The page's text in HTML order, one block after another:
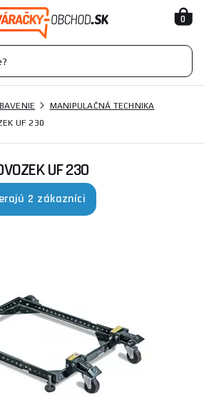
0
MANIPULAČNÁ TECHNIKA
UF 230
UF 230
2 zákazníci